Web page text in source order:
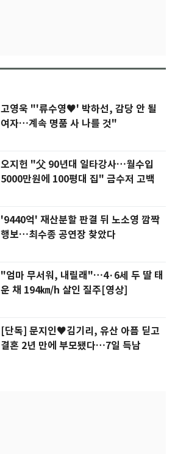
고영욱 "'류수영♥' 박하선, 감당 안 될
여자…계속 명품 사 나를 것"
오지헌 "父 90년대 일타강사…월수입
5000만원에 100평대 집" 금수저 고백
'9440억' 재산분할 판결 뒤 노소영 깜짝
행보…최수종 공연장 찾았다
"엄마 무서워, 내릴래"…4·6세 두 딸 태
운 채 194㎞/h 살인 질주[영상]
[단독] 문지인♥김기리, 유산 아픔 딛고
결혼 2년 만에 부모됐다…7일 득남